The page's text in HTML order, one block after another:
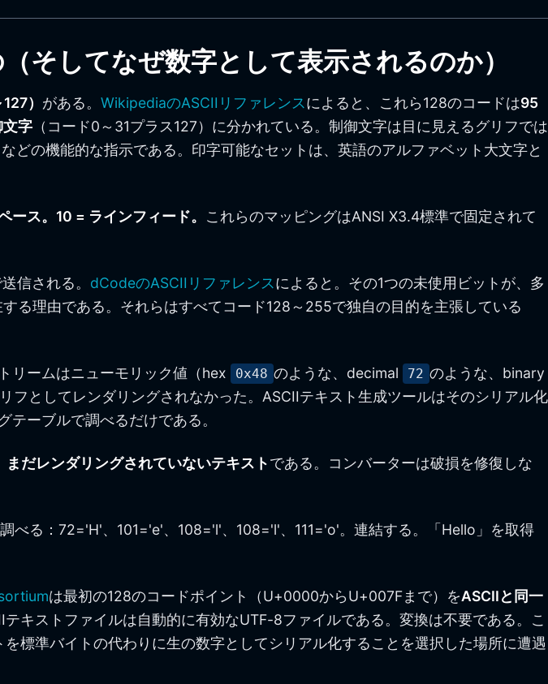
そしてなぜ数字として表示されるのか）
） がある。 WikipediaのASCIIリファレンスによると、これら128のコードは95
字（コード0～31プラス127）に分かれている。制御文字は目に見えるグリフでは
の機能的な指示である。印字可能なセットは、英語のアルファベット大文字と
ス。10 = ラインフィード。 これらのマッピングはANSI X3.4標準で固定されて
信される。 dCodeのASCIIリファレンスによると。その1つの未使用ビットが、多
る理由である。それらはすべてコード128～255で独自の目的を主張している
リームはニューモリック値（hex 0x48 のような、decimal 72 のような、binary
フとしてレンダリングされなかった。ASCIIテキスト生成ツールはそのシリアル化
ーブルで調べるだけである。
だレンダリングされていないテキストである。コンバーターは破損を修復しな
べる：72='H'、101='e'、108='l'、108='l'、111='o'。連結する。「Hello」を取得
は最初の128のコードポイント（U+0000からU+007Fまで）をASCIIと同一
キストファイルは自動的に有効なUTF-8ファイルである。変換は不要である。こ
標準バイトの代わりに生の数字としてシリアル化することを選択した場所に遭遇